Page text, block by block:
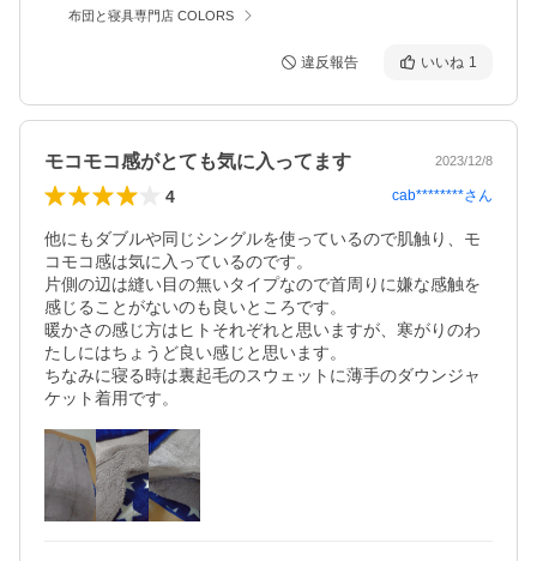
布団と寝具専門店 COLORS
違反報告 いいね 1
モコモコ感がとても気に入ってます 2023/12/8
4 cab********さん
他にもダブルや同じシングルを使っているので肌触り、モ
コモコ感は気に入っているのです。
片側の辺は縫い目の無いタイプなので首周りに嫌な感触を
感じることがないのも良いところです。
暖かさの感じ方はヒトそれぞれと思いますが、寒がりのわ
たしにはちょうど良い感じと思います。
ちなみに寝る時は裏起毛のスウェットに薄手のダウンジャ
ケット着用です。